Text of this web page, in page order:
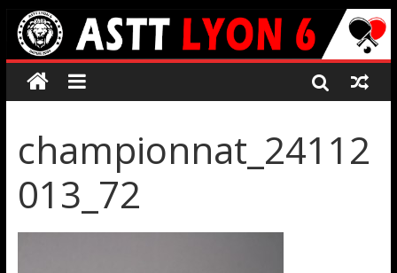
championnat_24112
013_72